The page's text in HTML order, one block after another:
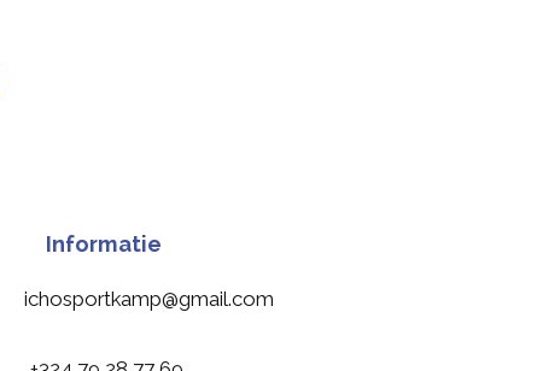
Informatie
ichosportkamp@gmail.com